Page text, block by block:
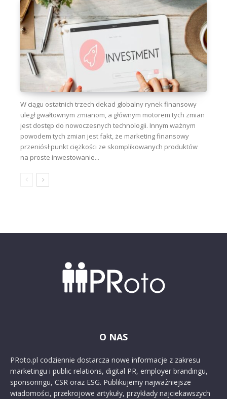
W ciągu ostatnich trzech dekad globalny rynek finansowy
uległ gwałtownym zmianom, a głównym motorem tych zmian
jest dostęp do nowoczesnych technologii. Innym ważnym
powodem tych zmian jest fakt, że marketing finansowy
przeniósł punkt ciężkości ze skomplikowanych produktów
na proste inwestowanie...
O NAS
PRoto.pl codziennie dostarcza nowe informacje z zakresu
marketingu i public relations, digital PR, employer brandingu,
sponsoringu, CSR oraz ESG. Publikujemy najważniejsze
wiadomości, przekrojowe artykuły, przykłady najciekawszych